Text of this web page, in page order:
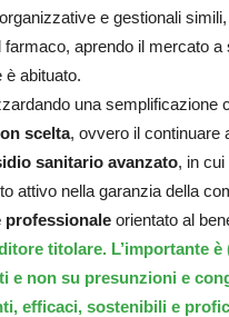
e gestionali
farmaco, aprendo il mercato
è abituato.
una
scelta, ovvero il continuare
sanitario avanzato, in
attivo nella garanzia della
professionale orientato al
titolare. L’importante
e non su presunzioni e
efficaci, sostenibili e